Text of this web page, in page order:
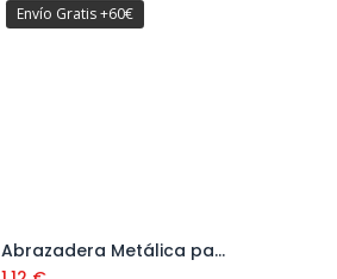
Envío Gratis +60€
Añadir al carrito
Abrazadera Metálica para Tubo M8